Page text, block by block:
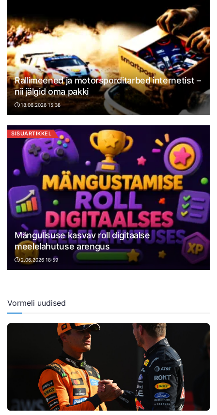
Rallimeened ja motorsporditarbed internetist –
nii jälgid oma pakki
18.06.2026 15:38
SISUARTIKKEL
Mängulisuse kasvav roll digitaalse
meelelahutuse arengus
2.06.2026 18:59
Vormeli uudised